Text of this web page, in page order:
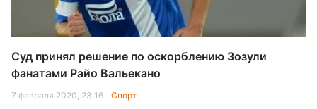
Суд принял решение по оскорблению Зозули
фанатами Райо Вальекано
7 февраля 2020, 23:16 Спорт